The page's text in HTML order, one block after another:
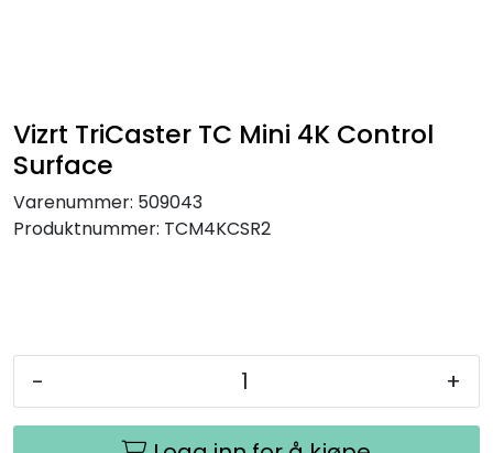
Vizrt TriCaster TC Mini 4K Control
Surface
Varenummer: 509043
Produktnummer: TCM4KCSR2
- +